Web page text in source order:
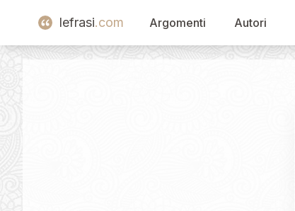
lefrasi.com Argomenti Autori